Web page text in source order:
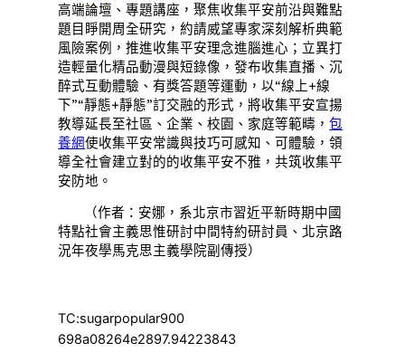
高端論壇、專題講座，聚焦收集平安前沿與難點
題目睜開周全研究，約請威望專家深刻解析典範
風險案例，推進收集平安理念進腦進心；立異打
造輕量化精品動漫與短錄像，發布收集直播、沉
醉式互動體驗、有獎答題等運動，以“線上+線
下”“靜態+靜態”訂交融的形式，將收集平安宣揚
教導延長至社區、企業、校園、家庭等範疇，包
養網使收集平安常識與技巧可感知、可體驗，領
導全社會建立對的的收集平安不雅，共筑收集平
安防地。
（作者：安娜，系北京市習近平新時期中國
特點社會主義思惟研討中間特約研討員、北京路
況年夜學馬克思主義學院副傳授）
TC:sugarpopular900
698a08264e2897.94223843